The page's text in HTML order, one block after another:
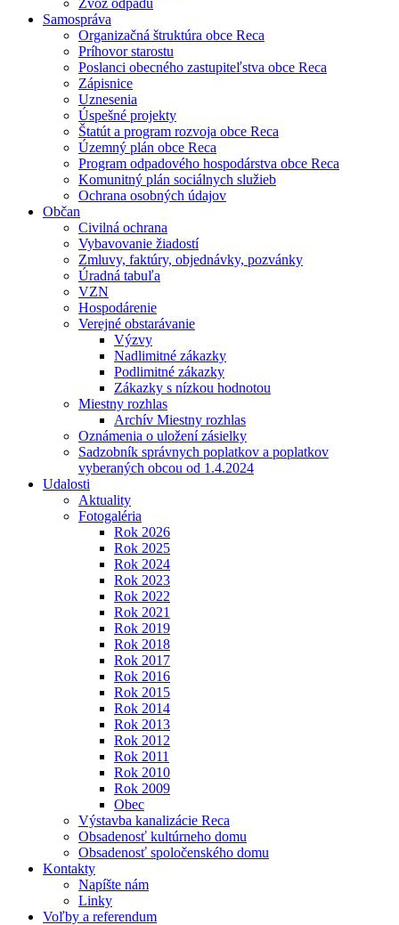
Zvoz odpadu
Samospráva
Organizačná štruktúra obce Reca
Príhovor starostu
Poslanci obecného zastupiteľstva obce Reca
Zápisnice
Uznesenia
Úspešné projekty
Štatút a program rozvoja obce Reca
Územný plán obce Reca
Program odpadového hospodárstva obce Reca
Komunitný plán sociálnych služieb
Ochrana osobných údajov
Občan
Civilná ochrana
Vybavovanie žiadostí
Zmluvy, faktúry, objednávky, pozvánky
Úradná tabuľa
VZN
Hospodárenie
Verejné obstarávanie
Výzvy
Nadlimitné zákazky
Podlimitné zákazky
Zákazky s nízkou hodnotou
Miestny rozhlas
Archív Miestny rozhlas
Oznámenia o uložení zásielky
Sadzobník správnych poplatkov a poplatkov
vyberaných obcou od 1.4.2024
Udalosti
Aktuality
Fotogaléria
Rok 2026
Rok 2025
Rok 2024
Rok 2023
Rok 2022
Rok 2021
Rok 2019
Rok 2018
Rok 2017
Rok 2016
Rok 2015
Rok 2014
Rok 2013
Rok 2012
Rok 2011
Rok 2010
Rok 2009
Obec
Výstavba kanalizácie Reca
Obsadenosť kultúrneho domu
Obsadenosť spoločenského domu
Kontakty
Napíšte nám
Linky
Voľby a referendum